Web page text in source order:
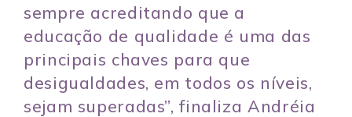
sempre acreditando que a
educação de qualidade é uma das
principais chaves para que
desigualdades, em todos os níveis,
sejam superadas”, finaliza Andréia